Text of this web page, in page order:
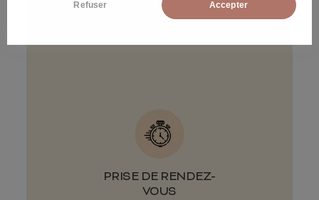
Refuser Accepter
ouvrés en pas de porte ou pied
d'immeuble.
PRISE DE RENDEZ-
VOUS